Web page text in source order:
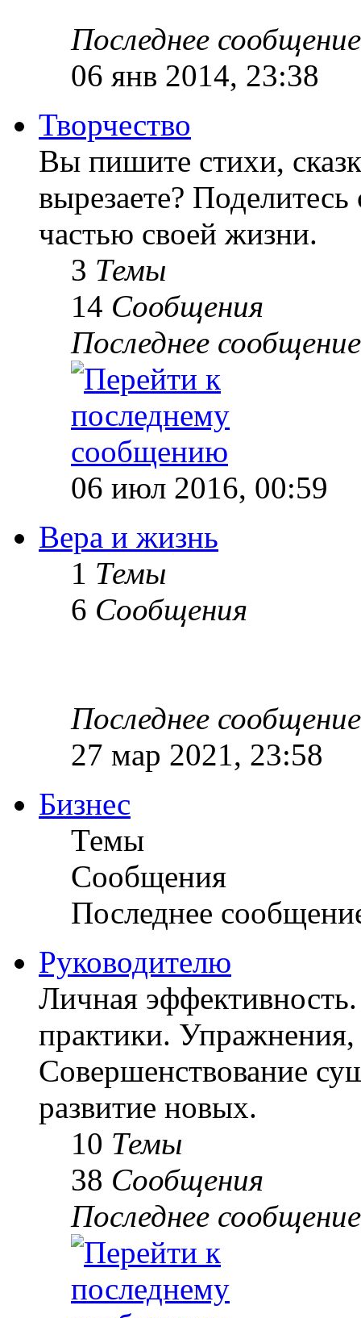
Последнее сообщение
06 янв 2014, 23:38
Творчество
Вы пишите стихи,
вырезаете?
частью своей жизни.
3 Темы
14 Сообщения
Последнее сообщение
06 июл 2016, 00:59
Вера и жизнь
1 Темы
6 Сообщения
Последнее сообщение
27 мар 2021, 23:58
Бизнес
Темы
Сообщения
Последнее
Руководителю
Личная
практики.
Совершенствование
развитие новых.
10 Темы
38 Сообщения
Последнее сообщение